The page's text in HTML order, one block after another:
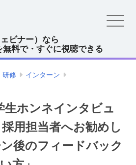
ビナー）なら
無料で・すぐに視聴できる
研修 インターン
生ホンネインタビュ
用担当者へお勧めし
後のフィードバック